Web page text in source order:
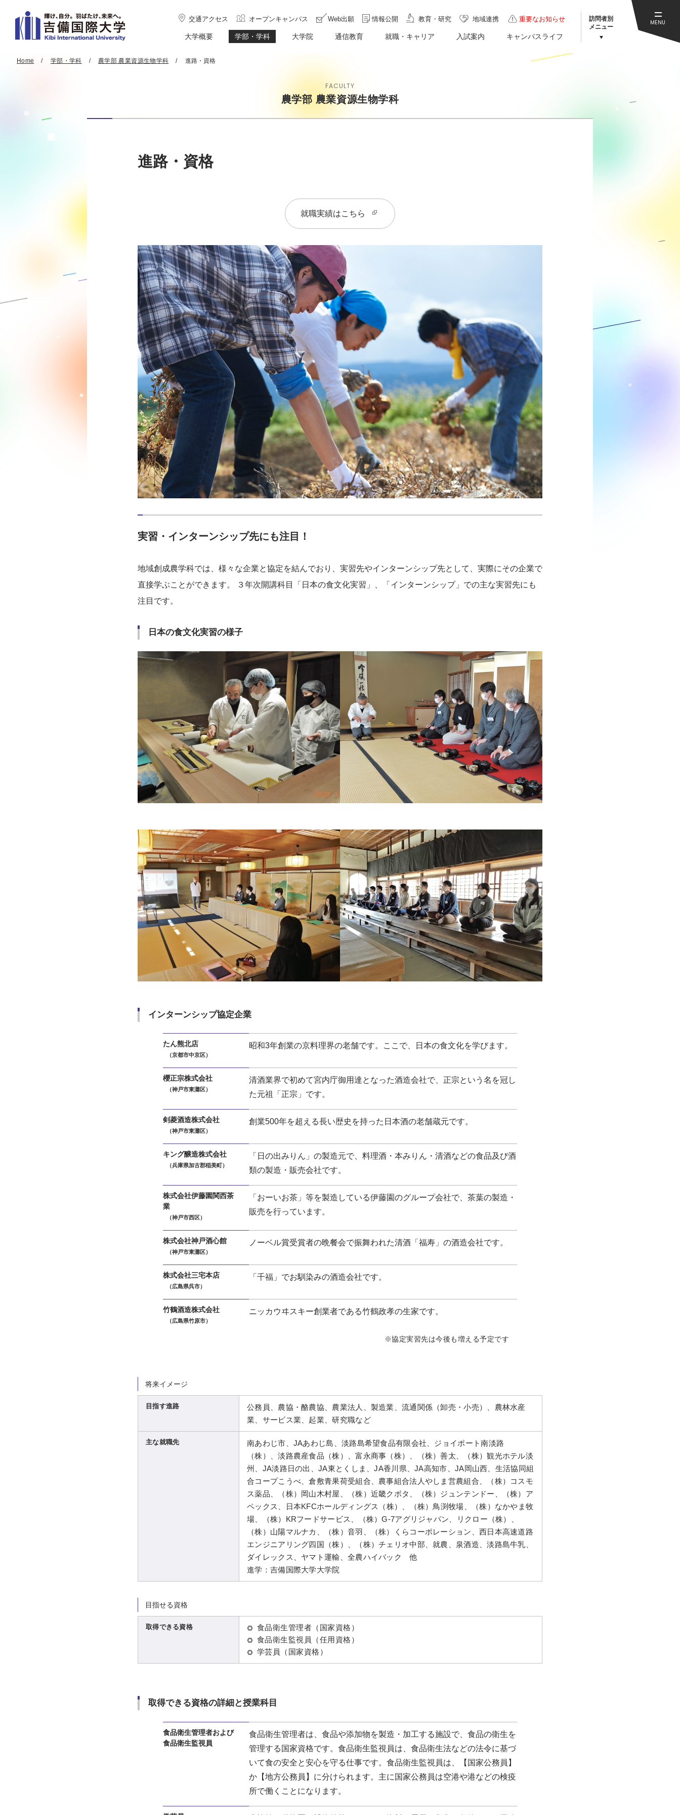
交通アクセス オープンキャンパス Web出願 情報公開 教育・研究 地域連携 重要なお知らせ
大学概要 学部・学科 大学院 通信教育 就職・キャリア 入試案内 キャンパスライフ
訪問者別
メニュー
MENU
Home 学部・学科 農学部 農業資源生物学科 進路・資格
FACULTY
農学部 農業資源生物学科
進路・資格
就職実績はこちら
実習・インターンシップ先にも注目！
地域創成農学科では、様々な企業と協定を結んでおり、実習先やインターンシップ先として、実際にその企業で
直接学ぶことができます。 ３年次開講科目「日本の食文化実習」、「インターンシップ」での主な実習先にも
注目です。
日本の食文化実習の様子
インターンシップ協定企業
たん熊北店
（京都市中京区）
昭和3年創業の京料理界の老舗です。ここで、日本の食文化を学びます。
櫻正宗株式会社
（神戸市東灘区）
清酒業界で初めて宮内庁御用達となった酒造会社で、正宗という名を冠し
た元祖「正宗」です。
剣菱酒造株式会社
（神戸市東灘区）
創業500年を超える長い歴史を持った日本酒の老舗蔵元です。
キング醸造株式会社
（兵庫県加古郡稲美町）
「日の出みりん」の製造元で、料理酒・本みりん・清酒などの食品及び酒
類の製造・販売会社です。
株式会社伊藤園関西茶
業
（神戸市西区）
「おーいお茶」等を製造している伊藤園のグループ会社で、茶葉の製造・
販売を行っています。
株式会社神戸酒心館
（神戸市東灘区）
ノーベル賞受賞者の晩餐会で振舞われた清酒「福寿」の酒造会社です。
株式会社三宅本店
（広島県呉市）
「千福」でお馴染みの酒造会社です。
竹鶴酒造株式会社
（広島県竹原市）
ニッカウヰスキー創業者である竹鶴政孝の生家です。
※協定実習先は今後も増える予定です
将来イメージ
目指す進路
公務員、農協・酪農協、農業法人、製造業、流通関係（卸売・小売）、農林水産
業、サービス業、起業、研究職など
主な就職先
南あわじ市、JAあわじ島、淡路島希望食品有限会社、ジョイポート南淡路
（株）、淡路農産食品（株）、富永商事（株）、（株）善太、（株）観光ホテル淡
州、JA淡路日の出、JA東とくしま、JA香川県、JA高知市、JA岡山西、生活協同組
合コープこうべ、倉敷青果荷受組合、農事組合法人やしま営農組合、（株）コスモ
ス薬品、（株）岡山木村屋、（株）近畿クボタ、（株）ジュンテンドー、（株）ア
ペックス、日本KFCホールディングス（株）、（株）鳥渕牧場、（株）なかやま牧
場、（株）KRフードサービス、（株）G-7アグリジャパン、リクロー（株）、
（株）山陽マルナカ、（株）音羽、（株）くらコーポレーション、西日本高速道路
エンジニアリング四国（株）、（株）チェリオ中部、就農、泉酒造、淡路島牛乳、
ダイレックス、ヤマト運輸、全農ハイバック 他
進学：吉備国際大学大学院
目指せる資格
取得できる資格
食品衛生管理者（国家資格）
食品衛生監視員（任用資格）
学芸員（国家資格）
取得できる資格の詳細と授業科目
食品衛生管理者および
食品衛生監視員
食品衛生管理者は、食品や添加物を製造・加工する施設で、食品の衛生を
管理する国家資格です。食品衛生監視員は、食品衛生法などの法令に基づ
いて食の安全と安心を守る仕事です。食品衛生監視員は、【国家公務員】
か【地方公務員】に分けられます。主に国家公務員は空港や港などの検疫
所で働くことになります。